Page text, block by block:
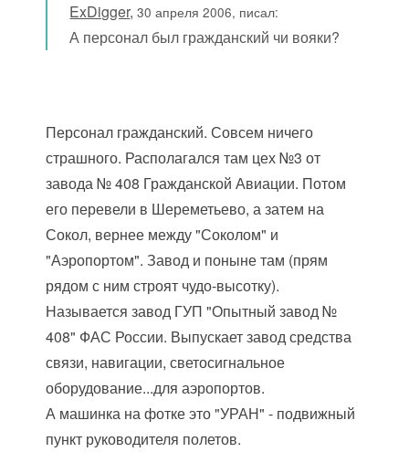
ExDigger,30 апреля 2006, писал:
А персонал был гражданский чи вояки?
Персонал гражданский. Совсем ничего
страшного. Располагался там цех №3 от
завода № 408 Гражданской Авиации. Потом
его перевели в Шереметьево, а затем на
Сокол, вернее между "Соколом" и
"Аэропортом". Завод и поныне там (прям
рядом с ним строят чудо-высотку).
Называется завод ГУП "Опытный завод №
408" ФАС России. Выпускает завод средства
связи, навигации, светосигнальное
оборудование...для аэропортов.
А машинка на фотке это "УРАН" - подвижный
пункт руководителя полетов.